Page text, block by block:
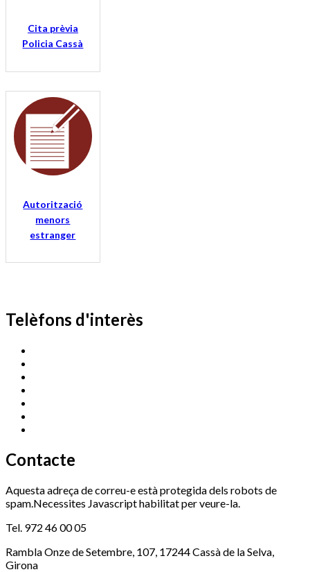
Cita prèvia
Policia Cassà
Autorització
menors
estranger
Telèfons d'interès
Contacte
Aquesta adreça de correu-e està protegida dels robots de
spam.Necessites Javascript habilitat per veure-la.
Tel. 972 46 00 05
Rambla Onze de Setembre, 107, 17244 Cassà de la Selva,
Girona